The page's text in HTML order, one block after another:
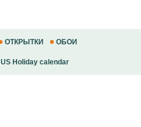
ОТКРЫТКИ ОБОИ
US Holiday calendar